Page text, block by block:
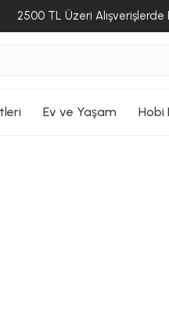
2500 TL Üzeri Alışverişlerde
Ev ve Yaşam Hobi